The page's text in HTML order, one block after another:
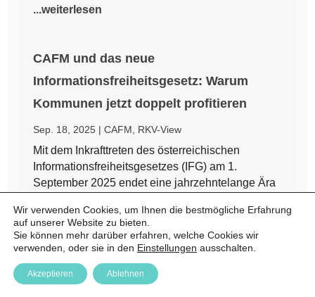
...weiterlesen
CAFM und das neue
Informationsfreiheitsgesetz: Warum
Kommunen jetzt doppelt profitieren
Sep. 18, 2025 |CAFM RKV-View
Mit dem Inkrafttreten des österreichischen
Informationsfreiheitsgesetzes (IFG) am 1.
September 2025 endet eine jahrzehntelange Ära
haben nun einen Rechtsanspruch auf Zugang zu
amtlichen Informationen – auch auf kommunaler
Ebene. Für Städte und Gemeinden...
...weiterlesen
Wir verwenden Cookies, um Ihnen die bestmögliche Erfahrung
auf unserer Website zu bieten.
Sie können mehr darüber erfahren, welche Cookies wir
verwenden, oder sie in den Einstellungen ausschalten.
Akzeptieren Ablehnen